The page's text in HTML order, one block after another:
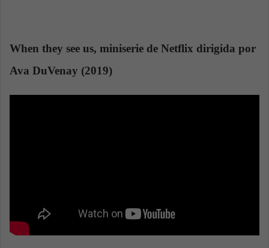
When they see us, miniserie de Netflix dirigida por
Ava DuVenay (2019)